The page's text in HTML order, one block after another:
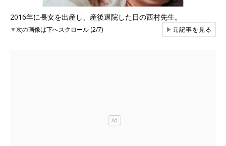
2016年に長女を出産し、産後退院した日の西村先生。
▼次の画像は下へスクロール (2/7) ▶元記事を見る